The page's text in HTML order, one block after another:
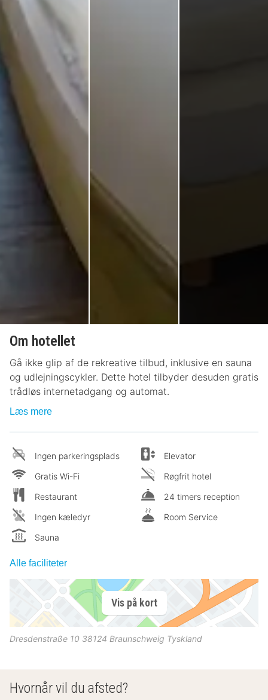
Om hotellet
Gå ikke glip af de rekreative tilbud, inklusive en sauna
og udlejningscykler. Dette hotel tilbyder desuden gratis
trådløs internetadgang og automat.
Læs mere
Ingen parkeringsplads
Gratis Wi-Fi
Restaurant
Ingen kæledyr
Sauna
Elevator
Røgfrit hotel
24 timers reception
Room Service
Alle faciliteter
Vis på kort
Dresdenstraße 10 38124 Braunschweig Tyskland
Hvornår vil du afsted?